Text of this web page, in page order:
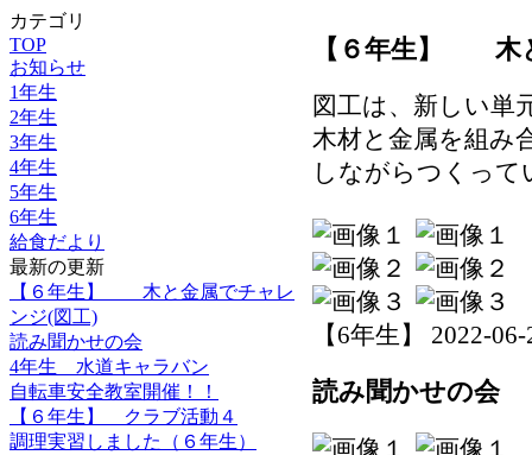
カテゴリ
TOP
お知らせ
1年生
2年生
3年生
4年生
5年生
6年生
給食だより
最新の更新
【６年生】 木と金属でチャレ
ンジ(図工)
読み聞かせの会
4年生 水道キャラバン
自転車安全教室開催！！
【６年生】 クラブ活動４
調理実習しました（６年生）
【６年生】 木
図工は、新しい単
木材と金属を組み
しながらつくって
【6年生】 2022-
読み聞かせの会